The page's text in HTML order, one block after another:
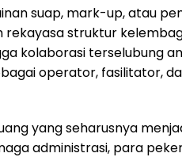
suap, mark-up, atau
rekayasa struktur
kolaborasi terselubung
operator, fasilitator,
yang seharusnya
administrasi, para